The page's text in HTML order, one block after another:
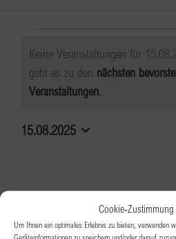
Cookie-Zustimmung
Um Ihnen ein optimales Erlebnis zu bieten, verwenden
Geräteinformationen zu speichern und/oder darauf
Veranstaltungen
für
Hinweis
Keine Veranstaltungen für
geht es zu den nächsten
Veranstaltungen.
15.08.2025